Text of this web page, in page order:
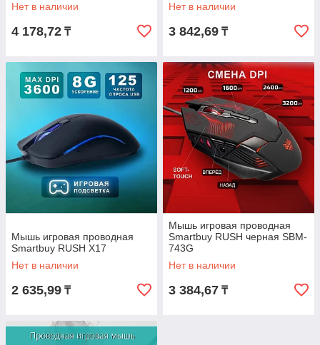
Нет в наличии
4 178,72 ₸
Нет в наличии
3 842,69 ₸
Мышь игровая проводная
Smartbuy RUSH X17
Нет в наличии
2 635,99 ₸
Мышь игровая проводная
Smartbuy RUSH черная SBM-
743G
Нет в наличии
3 384,67 ₸